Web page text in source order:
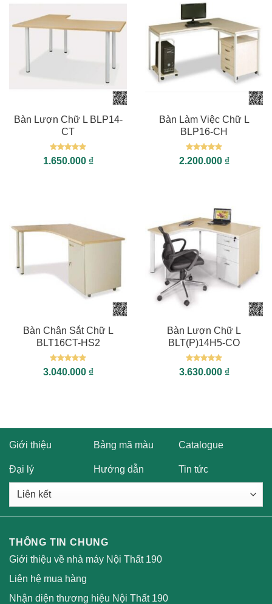
Bàn Lượn Chữ L BLP14-
CT
Được xếp
hạng55
1.650.000 ₫
Bàn Làm Việc Chữ L
BLP16-CH
Được xếp
hạng55
2.200.000 ₫
Bàn Chân Sắt Chữ L
BLT16CT-HS2
Được xếp
hạng55
3.040.000 ₫
Bàn Lượn Chữ L
BLT(P)14H5-CO
Được xếp
hạng55
3.630.000 ₫
Giới thiệu Bảng mã màu Catalogue
Đại lý Hướng dẫn Tin tức
THÔNG TIN CHUNG
Giới thiệu về nhà máy Nội Thất 190
Liên hệ mua hàng
Nhận diện thương hiệu Nội Thất 190